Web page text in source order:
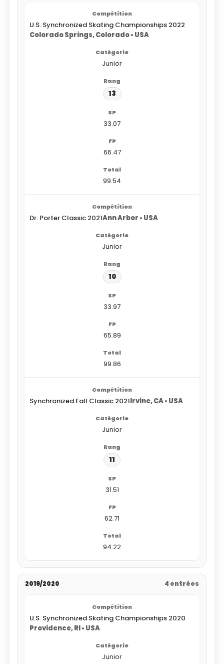
U.S. Synchronized Skating Championships 2022
Colorado Springs, Colorado • USA
Junior
13
33.07
66.47
99.54
Dr. Porter Classic 2021Ann Arbor • USA
Junior
10
33.97
65.89
99.86
Synchronized Fall Classic 2021Irvine, CA • USA
Junior
11
31.51
62.71
94.22
2019/2020 4 entrées
U.S. Synchronized Skating Championships 2020
Providence, RI • USA
Junior